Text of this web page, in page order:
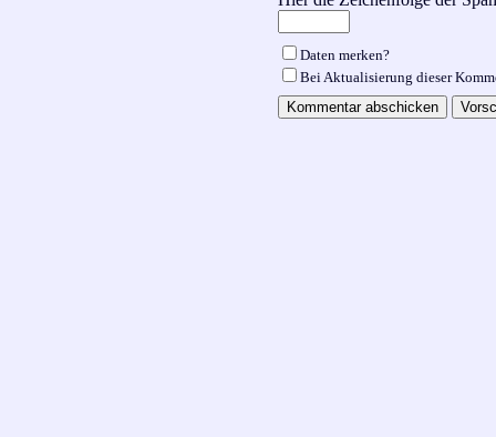
Daten merken?
Bei Aktualisierung dieser